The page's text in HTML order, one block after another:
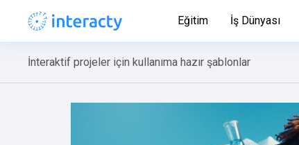
Eğitim İş Dünyası
İnteraktif projeler için kullanıma hazır şablonlar